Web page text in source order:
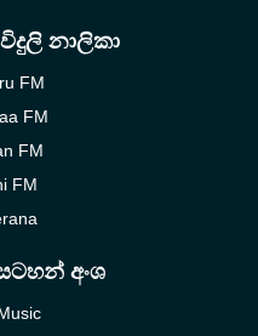
නාලිකා
FM
FM
FM
FM
අංශ